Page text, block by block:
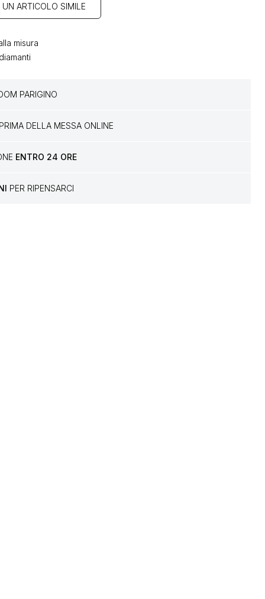
UN ARTICOLO SIMILE
misura
PARIGINO
PRIMA DELLA MESSA ONLINE
ENTRO 24 ORE
PER RIPENSARCI